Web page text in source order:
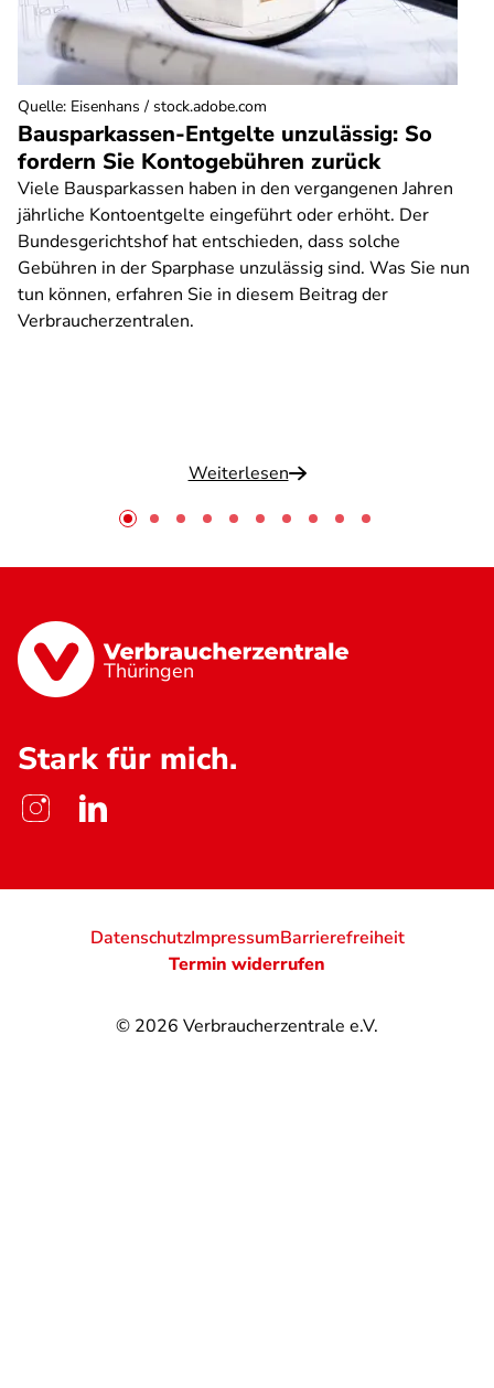
Bausparkassen-Entgelte unzulässig: So
fordern Sie Kontogebühren zurück
Viele Bausparkassen haben in den vergangenen Jahren
jährliche Kontoentgelte eingeführt oder erhöht. Der
Bundesgerichtshof hat entschieden, dass solche
Gebühren in der Sparphase unzulässig sind. Was Sie nun
tun können, erfahren Sie in diesem Beitrag der
Verbraucherzentralen.
Weiterlesen
Quelle: Eisenhans / stock.adobe.com
Thüringen
Stark für mich.
© 2026 Verbraucherzentrale e.V.
DatenschutzImpressumBarrierefreiheit
Termin widerrufen